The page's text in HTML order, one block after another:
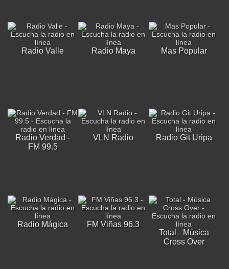
Radio Valle Radio Maya Mas Popular
Radio Verdad -
FM 99.5
VLN Radio Radio Git Uripa
Radio Mágica
FM Viñas 96.3
Total - Música
Cross Over